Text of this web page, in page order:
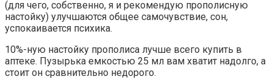
(для чего, собственно, я и рекомендую прополисную
настойку) улучшаются общее самочувствие, сон,
успокаивается психика.
10%-ную настойку прополиса лучше всего купить в
аптеке. Пузырька емкостью 25 мл вам хватит надолго, а
стоит он сравнительно недорого.